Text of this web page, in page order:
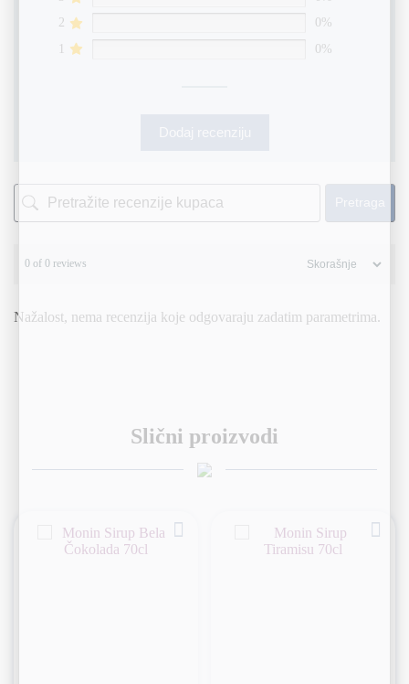
2
0%
0%
0 of 0 reviews
Nažalost, nema recenzija koje odgovaraju zadatim parametrima.
Slični proizvodi